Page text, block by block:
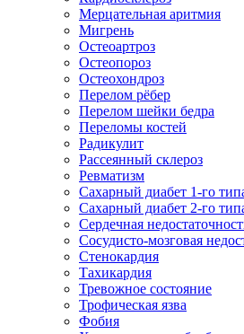
Мерцательная аритмия
Мигрень
Остеоартроз
Остеопороз
Остеохондроз
Перелом рёбер
Перелом шейки бедра
Переломы костей
Радикулит
Рассеянный склероз
Ревматизм
Сахарный диабет 1-го
Сахарный диабет 2-го
Сердечная
Сосудисто-мозговая
Стенокардия
Тахикардия
Тревожное состояние
Трофическая язва
Фобия